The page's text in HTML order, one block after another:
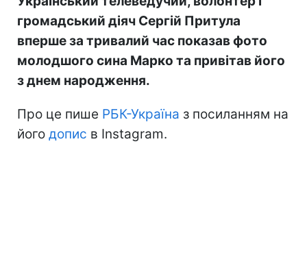
громадський діяч Сергій Притула
вперше за тривалий час показав фото
молодшого сина Марко та привітав його
з днем народження.
Про це пише РБК-Україна з посиланням на
його допис в Instagram.